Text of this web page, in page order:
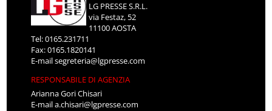
LG PRESSE S.R.L.
via Festaz, 52
11100 AOSTA
Tel: 0165.231711
Fax: 0165.1820141
E-mailsegreteria@lgpresse.com
RESPONSABILE DI AGENZIA
Arianna Gori Chisari
E-maila.chisari@lgpresse.com